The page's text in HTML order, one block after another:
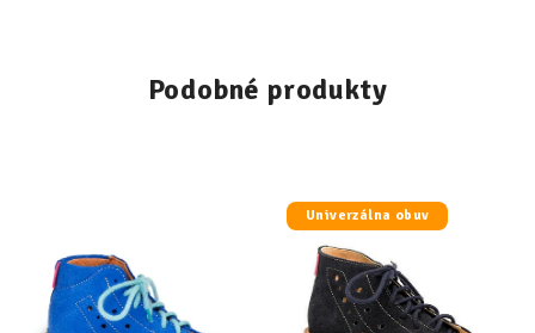
Podobné produkty
Univerzálna obuv